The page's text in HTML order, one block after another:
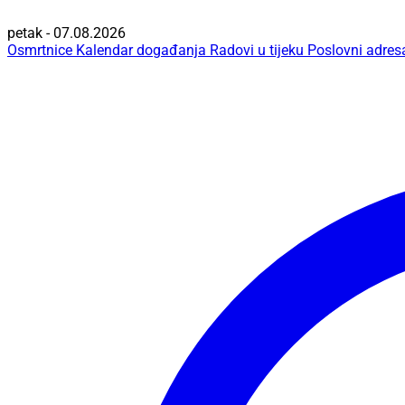
petak - 07.08.2026
Osmrtnice Kalendar događanja Radovi u tijeku Poslovni